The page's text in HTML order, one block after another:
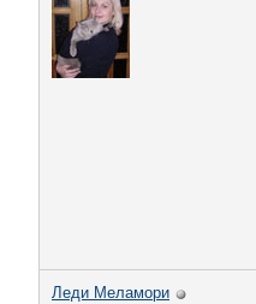
Леди Меламори